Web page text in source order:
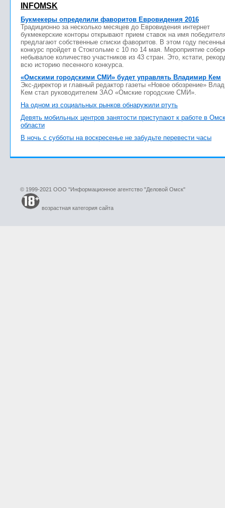
INFOMSK
Букмекеры определили фаворитов Евровидения 2016
Традиционно за несколько месяцев до Евровидения интернет
букмекерские конторы открывают прием ставок на имя
предлагают собственные списки фаворитов. В этом году
конкурс пройдет в Стокгольме с 10 по 14 мая. Мероприятие
небывалое количество участников из 43 стран. Это, кстати,
всю историю песенного конкурса.
«Омскими городскими СМИ» будет управлять Владимир Кем
Экс-директор и главный редактор газеты «Новое обозрение»
Кем стал руководителем ЗАО «Омские городские СМИ».
На одном из социальных рынков обнаружили ртуть
Девять мобильных центров занятости приступают к работе в
области
В ночь с субботы на воскресенье не забудьте перевести часы
© 1999-2021 ООО "Информационное агентство "Деловой Омск"
возрастная категория сайта